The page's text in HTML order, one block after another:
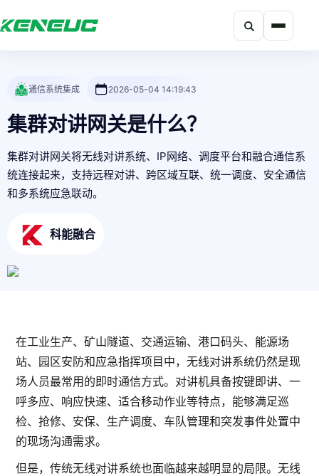
搜索
通信系统集成 2026-05-04 14:19:43
集群对讲网关是什么？
集群对讲网关将无线对讲系统、IP网络、调度平台和融合通信系
统连接起来，支持远程对讲、跨区域互联、统一调度、安全通信
和多系统应急联动。
科能融合
在工业生产、矿山隧道、交通运输、港口码头、能源场
站、园区安防和应急指挥项目中，无线对讲系统仍然是现
场人员最常用的即时通信方式。对讲机具备按键即讲、一
呼多应、响应快速、适合移动作业等特点，能够满足巡
检、抢修、安保、生产调度、车队管理和突发事件处置中
的现场沟通需求。
但是，传统无线对讲系统也面临越来越明显的局限。无线